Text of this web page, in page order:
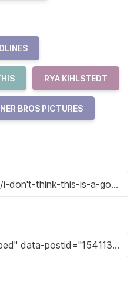
RYA KIHLSTEDT
BROS PICTURES